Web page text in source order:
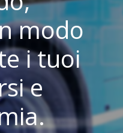
modo
i tuoi
e